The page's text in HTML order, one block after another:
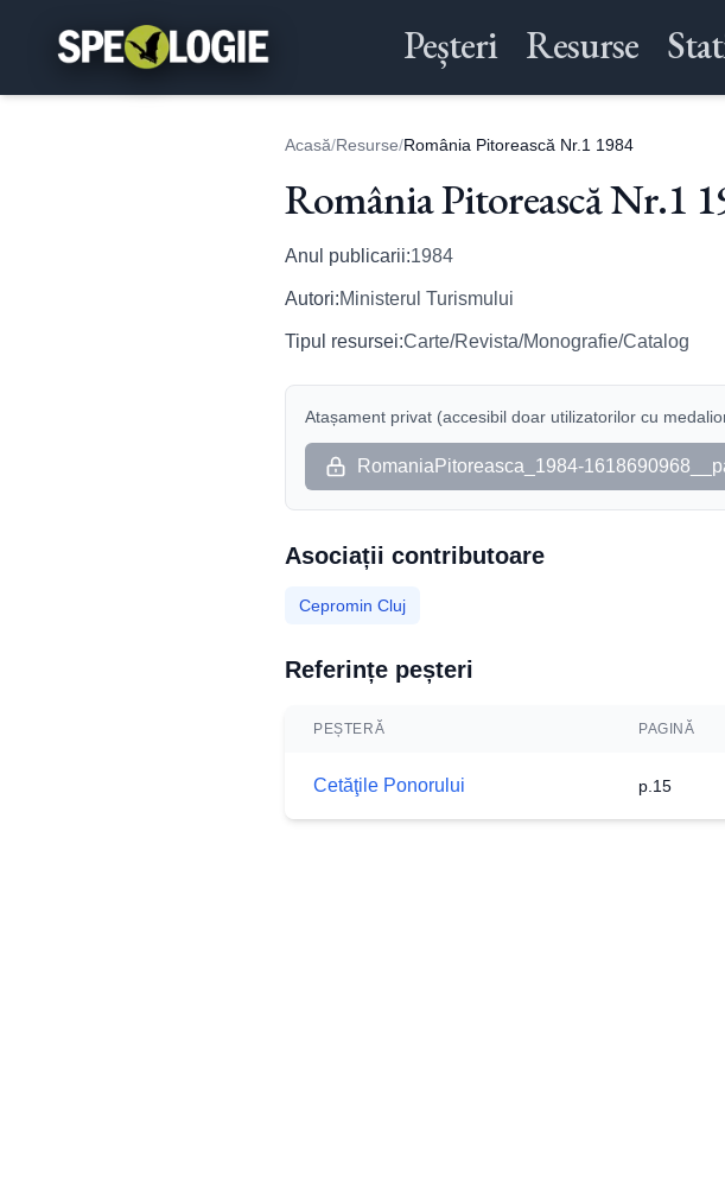
Peșteri Resurse
Acasă/Resurse/România Pitorească Nr.1 1984
România Pitorească Nr.1
Anul publicarii:1984
Autori:Ministerul Turismului
Tipul resursei:Carte/Revista/Monografie/Catalog
Atașament privat (accesibil doar utilizatorilor cu
RomaniaPitoreasca_1984-
Asociații contributoare
Cepromin Cluj
Referințe peșteri
PEȘTERĂ PAGINĂ
Cetăţile Ponorului p.15